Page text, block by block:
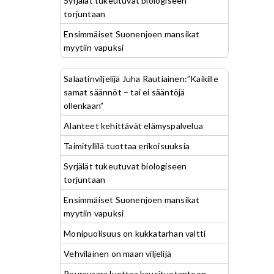
torjuntaan
Ensimmäiset Suonenjoen mansikat
myytiin vapuksi
Salaatinviljelijä Juha Rautiainen:”Kaikille
samat säännöt – tai ei sääntöjä
ollenkaan”
Alanteet kehittävät elämyspalvelua
Taimityllilä tuottaa erikoisuuksia
Syrjälät tukeutuvat biologiseen
torjuntaan
Ensimmäiset Suonenjoen mansikat
myytiin vapuksi
Monipuolisuus on kukkatarhan valtti
Vehviläinen on maan viljelijä